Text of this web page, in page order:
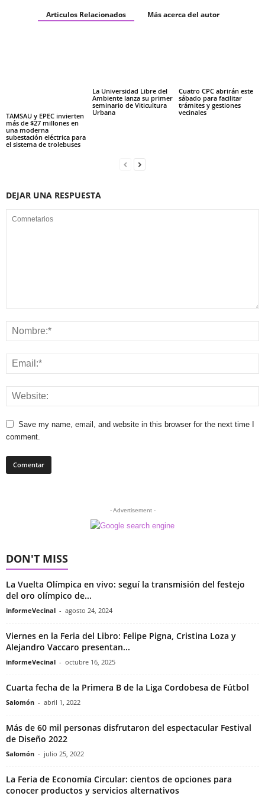
Articulos Relacionados Más acerca del autor
TAMSAU y EPEC invierten
más de $27 millones en
una moderna
subestación eléctrica para
el sistema de trolebuses
La Universidad Libre del
Ambiente lanza su primer
seminario de Viticultura
Urbana
Cuatro CPC abrirán este
sábado para facilitar
trámites y gestiones
vecinales
DEJAR UNA RESPUESTA
Save my name, email, and website in this browser for the next time I
comment.
- Advertisement -
DON'T MISS
La Vuelta Olímpica en vivo: seguí la transmisión del festejo
del oro olímpico de...
informeVecinal - agosto 24, 2024
Viernes en la Feria del Libro: Felipe Pigna, Cristina Loza y
Alejandro Vaccaro presentan...
informeVecinal - octubre 16, 2025
Cuarta fecha de la Primera B de la Liga Cordobesa de Fútbol
Salomón - abril 1, 2022
Más de 60 mil personas disfrutaron del espectacular Festival
de Diseño 2022
Salomón - julio 25, 2022
La Feria de Economía Circular: cientos de opciones para
conocer productos y servicios alternativos